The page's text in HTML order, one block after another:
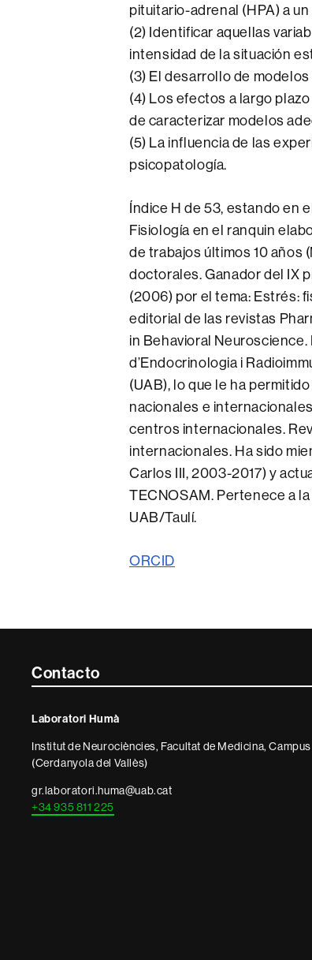
pituitario-adrenal (HPA) a
(2) Identificar aquellas
intensidad de la situación
(3) El desarrollo de
(4) Los efectos a largo
de caracterizar modelos
(5) La influencia de las
psicopatología.
Índice H de 53, estando en
Fisiología en el ranquin
de trabajos últimos 10 años
doctorales. Ganador del IX
(2006) por el tema: Estrés:
editorial de las revistas
in Behavioral
d’Endocrinologia i
(UAB), lo que le ha
nacionales e
centros internacionales.
internacionales. Ha sido
Carlos III, 2003-2017) y
TECNOSAM. Pertenece a
UAB/Taulí.
ORCID
Contacte
informació
legal
Contacto
Laboratori Humà
Institut de Neurociències, Facultat de Medicina,
(Cerdanyola del Vallès)
gr.laboratori.huma@uab.cat
+34 935 811 225